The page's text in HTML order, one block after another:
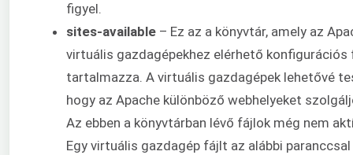
figyel.
sites-available – Ez az a könyvtár, amely az
virtuális gazdagépekhez elérhető konfigurációs
tartalmazza. A virtuális gazdagépek lehetővé
hogy az Apache különböző webhelyeket
Az ebben a könyvtárban lévő fájlok még nem
Egy virtuális gazdagép fájlt az alábbi paranccsal